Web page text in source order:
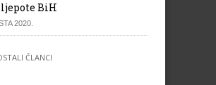
BiH
2020.
ČLANCI